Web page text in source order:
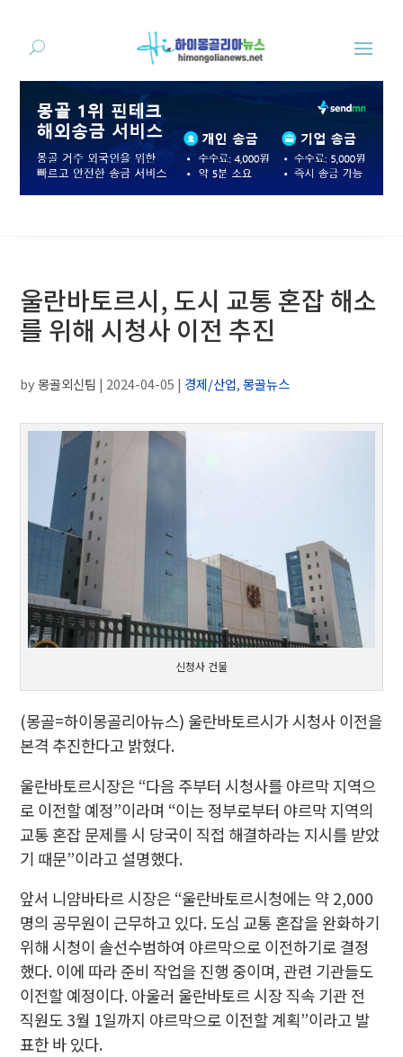
울란바토르시, 도시 교통 혼잡 해소
를 위해 시청사 이전 추진
by몽골외신팀 | 2024-04-05 | 경제/산업,몽골뉴스
신청사 건물
(몽골=하이몽골리아뉴스) 울란바토르시가 시청사 이전을
본격 추진한다고 밝혔다.
울란바토르시장은 “다음 주부터 시청사를 야르막 지역으
로 이전할 예정”이라며 “이는 정부로부터 야르막 지역의
교통 혼잡 문제를 시 당국이 직접 해결하라는 지시를 받았
기 때문”이라고 설명했다.
앞서 니얌바타르 시장은 “울란바토르시청에는 약 2,000
명의 공무원이 근무하고 있다. 도심 교통 혼잡을 완화하기
위해 시청이 솔선수범하여 야르막으로 이전하기로 결정
했다. 이에 따라 준비 작업을 진행 중이며, 관련 기관들도
이전할 예정이다. 아울러 울란바토르 시장 직속 기관 전
직원도 3월 1일까지 야르막으로 이전할 계획”이라고 발
표한 바 있다.